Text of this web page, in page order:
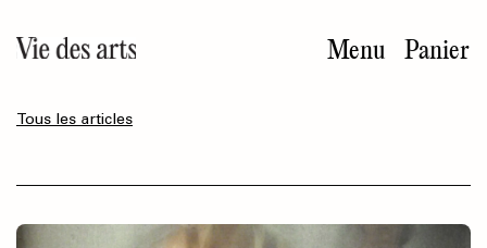
au
contenu
Menu Panier
Tous les articles